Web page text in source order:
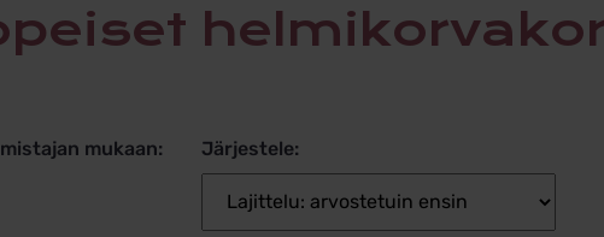
mukaan: Järjestele: